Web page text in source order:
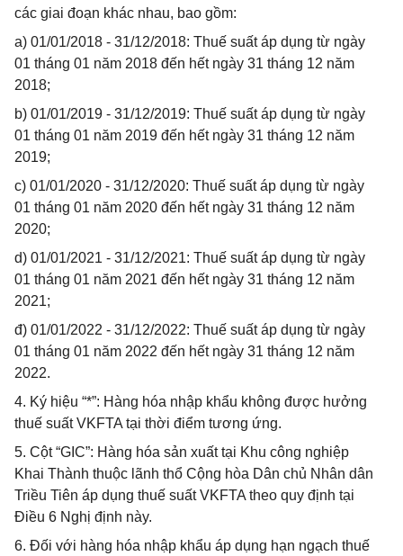
các giai đoạn khác nhau, bao gồm:
a) 01/01/2018 - 31/12/2018: Thuế suất áp dụng từ ngày
01 tháng 01 năm 2018 đến hết ngày 31 tháng 12 năm
2018;
b) 01/01/2019 - 31/12/2019: Thuế suất áp dụng từ ngày
01 tháng 01 năm 2019 đến hết ngày 31 tháng 12 năm
2019;
c) 01/01/2020 - 31/12/2020: Thuế suất áp dụng từ ngày
01 tháng 01 năm 2020 đến hết ngày 31 tháng 12 năm
2020;
d) 01/01/2021 - 31/12/2021: Thuế suất áp dụng từ ngày
01 tháng 01 năm 2021 đến hết ngày 31 tháng 12 năm
2021;
đ) 01/01/2022 - 31/12/2022: Thuế suất áp dụng từ ngày
01 tháng 01 năm 2022 đến hết ngày 31 tháng 12 năm
2022.
4. Ký hiệu “*”: Hàng hóa nhập khẩu không được hưởng
thuế suất VKFTA tại thời điểm tương ứng.
5. Cột “GIC”: Hàng hóa sản xuất tại Khu công nghiệp
Khai Thành thuộc lãnh thổ Cộng hòa Dân chủ Nhân dân
Triều Tiên áp dụng thuế suất VKFTA theo quy định tại
Điều 6 Nghị định này.
6. Đối với hàng hóa nhập khẩu áp dụng hạn ngạch thuế